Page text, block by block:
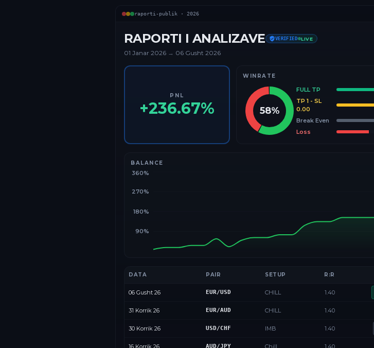
raporti-publik · 2026
RAPORTI I ANALIZAVE VERIFIED LIVE
01 Janar 2026 → 06 Gusht 2026
PNL
+236.67%
WINRATE
58%
FULL TP
TP 1 - SL
0.00
Break Even
Loss
BALANCE
90%
180%
270%
360%
DATA PAIR SETUP R:R
06 Gusht 26 EUR/USD CHILL 1.40
31 Korrik 26 EUR/AUD CHILL 1.40
30 Korrik 26 USD/CHF IMB 1.40
16 Korrik 26 AUD/JPY Chill 1.40